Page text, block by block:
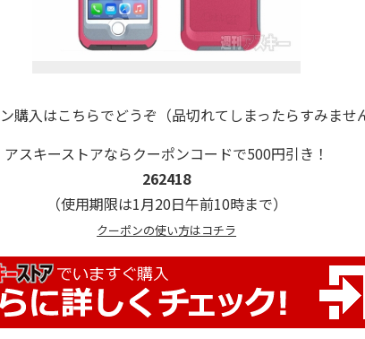
入はこちらでどうぞ（品切れてしまったらすみませ
アスキーストアならクーポンコードで500円引き！
262418
（使用期限は1月20日午前10時まで）
クーポンの使い方はコチラ